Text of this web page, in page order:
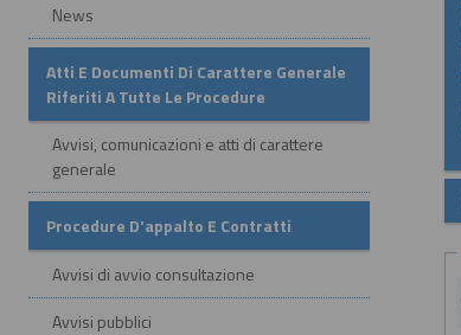
News
Atti E Documenti Di Carattere Generale
Riferiti A Tutte Le Procedure
Avvisi, comunicazioni e atti di carattere
generale
Procedure D'appalto E Contratti
Avvisi di avvio consultazione
Avvisi pubblici